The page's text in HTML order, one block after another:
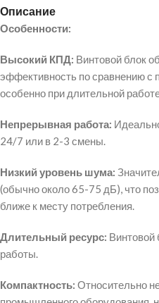
Описание
Особенности:
Высокий КПД: Винтовой блок
эффективность по сравнению
особенно при длительной
Непрерывная работа:
24/7 или в 2-3 смены.
Низкий уровень шума:
(обычно около65-75 дБ), что
ближе к месту потребления.
Длительный ресурс: Винтовой
работы.
Компактность: Относительно